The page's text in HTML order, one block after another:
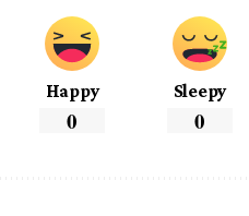
Happy
0
Sleepy
0